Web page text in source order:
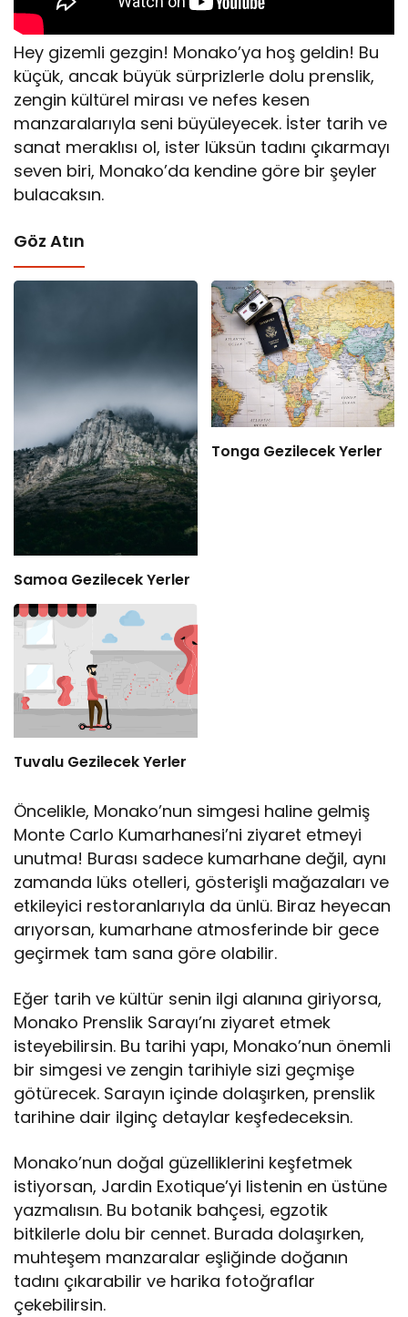
Hey gizemli gezgin! Monako’ya hoş geldin! Bu
küçük, ancak büyük sürprizlerle dolu prenslik,
zengin kültürel mirası ve nefes kesen
manzaralarıyla seni büyüleyecek. İster tarih ve
sanat meraklısı ol, ister lüksün tadını çıkarmayı
seven biri, Monako’da kendine göre bir şeyler
bulacaksın.
Göz Atın
Samoa Gezilecek Yerler
Tonga Gezilecek Yerler
Tuvalu Gezilecek Yerler
Öncelikle, Monako’nun simgesi haline gelmiş
Monte Carlo Kumarhanesi’ni ziyaret etmeyi
unutma! Burası sadece kumarhane değil, aynı
zamanda lüks otelleri, gösterişli mağazaları ve
etkileyici restoranlarıyla da ünlü. Biraz heyecan
arıyorsan, kumarhane atmosferinde bir gece
geçirmek tam sana göre olabilir.
Eğer tarih ve kültür senin ilgi alanına giriyorsa,
Monako Prenslik Sarayı’nı ziyaret etmek
isteyebilirsin. Bu tarihi yapı, Monako’nun önemli
bir simgesi ve zengin tarihiyle sizi geçmişe
götürecek. Sarayın içinde dolaşırken, prenslik
tarihine dair ilginç detaylar keşfedeceksin.
Monako’nun doğal güzelliklerini keşfetmek
istiyorsan, Jardin Exotique’yi listenin en üstüne
yazmalısın. Bu botanik bahçesi, egzotik
bitkilerle dolu bir cennet. Burada dolaşırken,
muhteşem manzaralar eşliğinde doğanın
tadını çıkarabilir ve harika fotoğraflar
çekebilirsin.